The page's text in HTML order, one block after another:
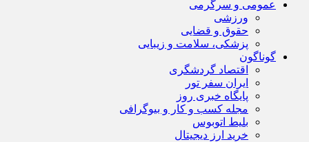
عمومی و سرگرمی
ورزشی
حقوق و قضایی
پزشکی، سلامت و زیبایی
گوناگون
اقتصاد گردشگری
ایران سفر تور
پایگاه خبری روز
مجله کسب و کار و بیوگرافی
بلیط اتوبوس
خرید ارز دیجیتال